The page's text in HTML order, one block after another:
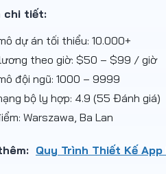
chi tiết:
dự án tối thiểu: 10.000+
theo giờ: $50 – $99 / giờ
đội ngũ: 1000 – 9999
bộ ly hợp: 4.9 (55 Đánh giá)
Warszawa, Ba Lan
Quy Trình Thiết Kế